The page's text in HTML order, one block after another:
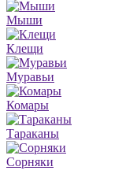
Мыши
Клещи
Муравьи
Комары
Тараканы
Сорняки